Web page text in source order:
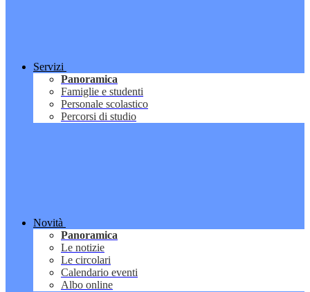
Servizi
Panoramica
Famiglie e studenti
Personale scolastico
Percorsi di studio
Novità
Panoramica
Le notizie
Le circolari
Calendario eventi
Albo online